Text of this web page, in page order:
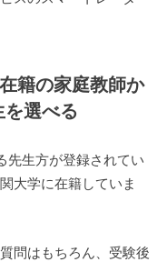
籍の家庭教師か
選べる
生方が登録されてい
大学に在籍していま
問はもちろん、受験